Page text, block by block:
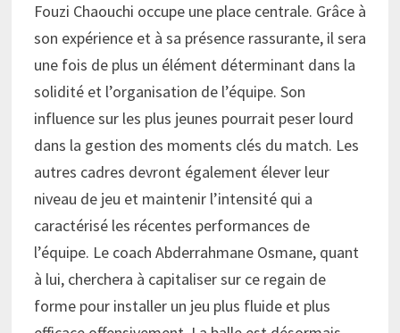
Fouzi Chaouchi occupe une place centrale. Grâce à
son expérience et à sa présence rassurante, il sera
une fois de plus un élément déterminant dans la
solidité et l’organisation de l’équipe. Son
influence sur les plus jeunes pourrait peser lourd
dans la gestion des moments clés du match. Les
autres cadres devront également élever leur
niveau de jeu et maintenir l’intensité qui a
caractérisé les récentes performances de
l’équipe. Le coach Abderrahmane Osmane, quant
à lui, cherchera à capitaliser sur ce regain de
forme pour installer un jeu plus fluide et plus